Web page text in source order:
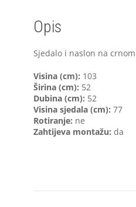
Opis
Sjedalo i naslon na
Visina (cm): 103
Širina (cm): 52
Dubina (cm): 52
Visina sjedala (cm): 77
Rotiranje: ne
Zahtijeva montažu: da